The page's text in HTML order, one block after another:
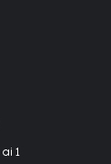
1